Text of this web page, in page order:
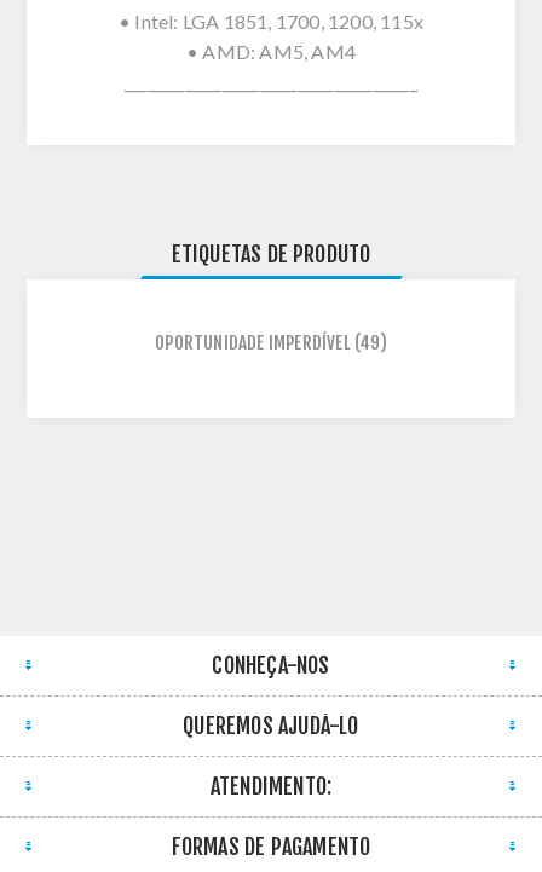
• Intel: LGA 1851, 1700, 1200, 115x
• AMD: AM5, AM4
ETIQUETAS DE PRODUTO
OPORTUNIDADE IMPERDÍVEL (49)
CONHEÇA-NOS
QUEREMOS AJUDÁ-LO
ATENDIMENTO:
FORMAS DE PAGAMENTO